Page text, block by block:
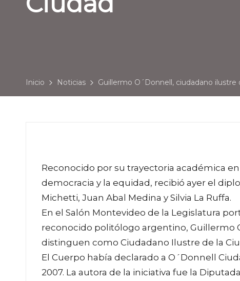
Inicio Noticias Guillermo O´Donnell, ciudadano ilustre
Reconocido por su trayectoria académica
democracia y la equidad, recibió ayer el
Michetti, Juan Abal Medina y Silvia La Ruffa.
En el Salón Montevideo de la Legislatura
reconocido politólogo argentino, Guillermo
distinguen como Ciudadano Ilustre de la
El Cuerpo había declarado a O´Donnell
2007. La autora de la iniciativa fue la